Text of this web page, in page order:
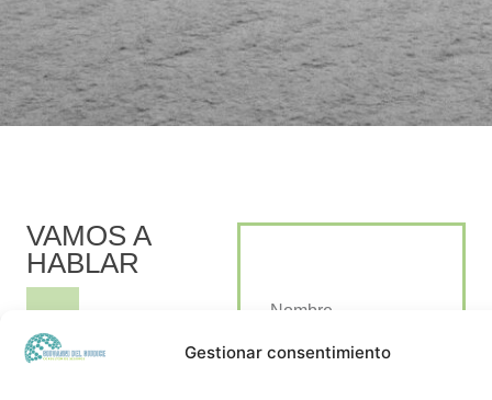
Gestionar consentimiento
VAMOS A
HABLAR
Correo electrónico